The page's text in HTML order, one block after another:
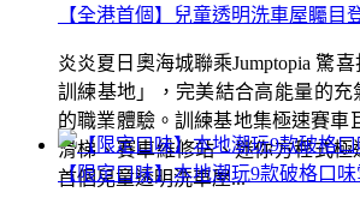
【全港首個】兒童透明洗車屋矚目
炎炎夏日奧海城聯乘Jumptopia 驚
訓練基地」，完美結合高能量的
的職業體驗。訓練基地集極速賽車
滑梯、賽車維修站、迷你方程式
首個兒童透明洗車屋...
【限定口味】本地潮玩9款破格口